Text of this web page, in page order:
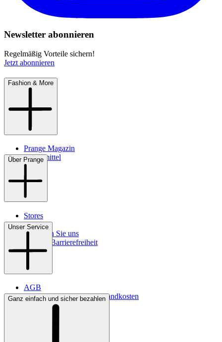
Newsletter abonnieren
Regelmäßig Vorteile sichern!
Jetzt abonnieren
Fashion & More
Prange Magazin
Pflegemittel
Über Prange
Stores
Kontakt
So finden Sie uns
Digitale Barrierefreiheit
Unser Service
AGB
Lieferbedingungen & Versandkosten
Bezahlung
Ganz einfach und sicher bezahlen